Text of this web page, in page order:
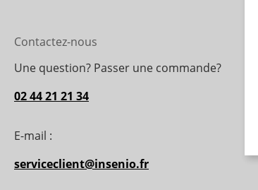
Contactez-nous
Une question? Passer une commande?
02 44 21 21 34
E-mail :
serviceclient@insenio.fr